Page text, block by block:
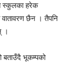
स्कुलका हरेक
वातावरण छैन । तैपनि
।
बताउँदै भूकम्पको